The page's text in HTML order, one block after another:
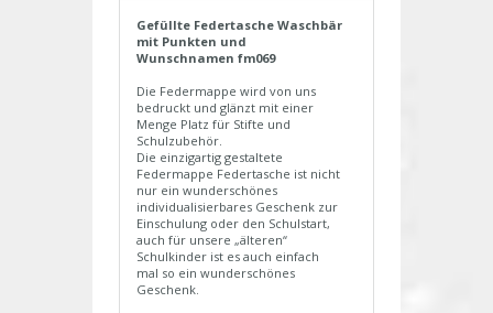
Gefüllte Federtasche Waschbär
mit Punkten und
Wunschnamen fm069
Die Federmappe wird von uns
bedruckt und glänzt mit einer
Menge Platz für Stifte und
Schulzubehör.
Die einzigartig gestaltete
Federmappe Federtasche ist nicht
nur ein wunderschönes
individualisierbares Geschenk zur
Einschulung oder den Schulstart,
auch für unsere „älteren“
Schulkinder ist es auch einfach
mal so ein wunderschönes
Geschenk.